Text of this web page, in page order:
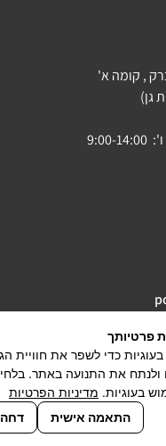
פרטיותך
כדי לשפר את חוויית
ולנתח את התנועה באתר.
בעוגיות.מדיניות הפרטיות
התאמה אישית
דחה